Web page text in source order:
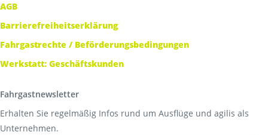
AGB
Barrierefreiheitserklärung
Fahrgastrechte / Beförderungsbedingungen
Werkstatt: Geschäftskunden
Fahrgastnewsletter
Erhalten Sie regelmäßig Infos rund um Ausflüge und agilis als
Unternehmen.